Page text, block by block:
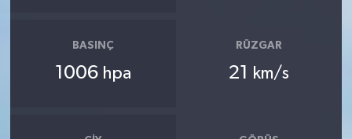
BASINÇ
1006 hpa
RÜZGAR
21 km/s